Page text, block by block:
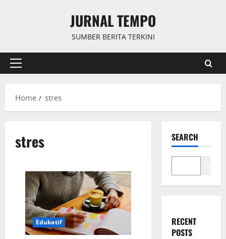
JURNAL TEMPO
SUMBER BERITA TERKINI
Primary
Home
stres
stres
Edukatif
SEARCH
RECENT
POSTS